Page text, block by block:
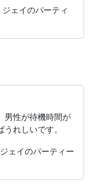
ェイのパーティ
男性が待機時間が
れしいです。
ェイのパーティー